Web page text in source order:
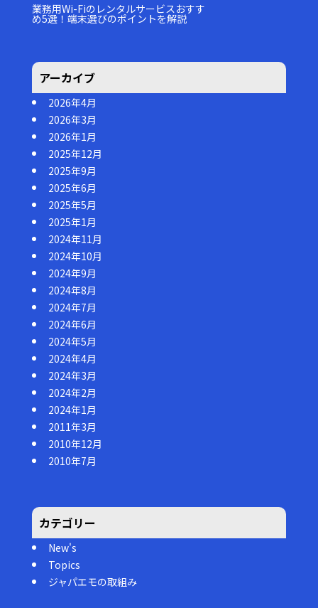
業務用Wi-Fiのレンタルサービスおすす
め5選！端末選びのポイントを解説
アーカイブ
2026年4月
2026年3月
2026年1月
2025年12月
2025年9月
2025年6月
2025年5月
2025年1月
2024年11月
2024年10月
2024年9月
2024年8月
2024年7月
2024年6月
2024年5月
2024年4月
2024年3月
2024年2月
2024年1月
2011年3月
2010年12月
2010年7月
カテゴリー
New's
Topics
ジャパエモの取組み